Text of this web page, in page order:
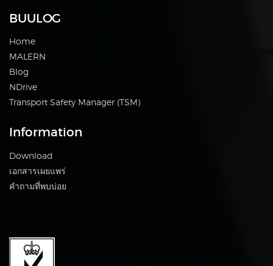
BUULOG
Home
MALERN
Blog
NDrive
Transport Safety Manager (TSM)
Information
Download
เอกสารเผยแพร่
คำถามที่พบบ่อย